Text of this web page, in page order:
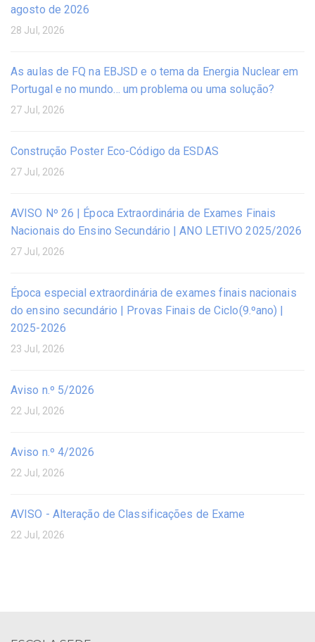
agosto de 2026
28 Jul, 2026
As aulas de FQ na EBJSD e o tema da Energia Nuclear em
Portugal e no mundo… um problema ou uma solução?
27 Jul, 2026
Construção Poster Eco-Código da ESDAS
27 Jul, 2026
AVISO Nº 26 | Época Extraordinária de Exames Finais
Nacionais do Ensino Secundário | ANO LETIVO 2025/2026
27 Jul, 2026
Época especial extraordinária de exames finais nacionais
do ensino secundário | Provas Finais de Ciclo(9.ºano) |
2025-2026
23 Jul, 2026
Aviso n.º 5/2026
22 Jul, 2026
Aviso n.º 4/2026
22 Jul, 2026
AVISO - Alteração de Classificações de Exame
22 Jul, 2026